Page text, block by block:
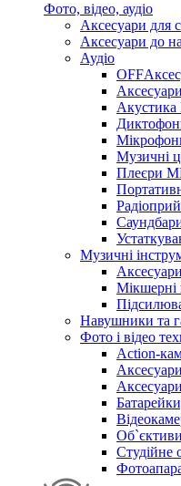
Фото, відео, аудіо
Аксесуари для
Аксесуари до
Аудіо
Акустика
Музичні
Плеєри
Музичні
Мікшерні
Навушники та
Фото і відео
Action-
Об`єктиви
Студійне